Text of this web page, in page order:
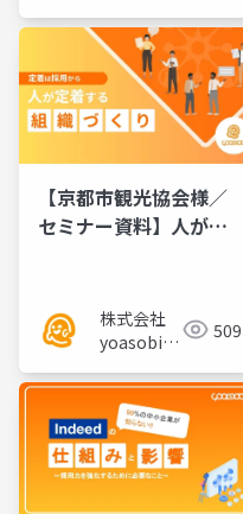
様
【京都市観光協会様／
セミナー資料】人が定
株式会社
yoasobi／
様
509